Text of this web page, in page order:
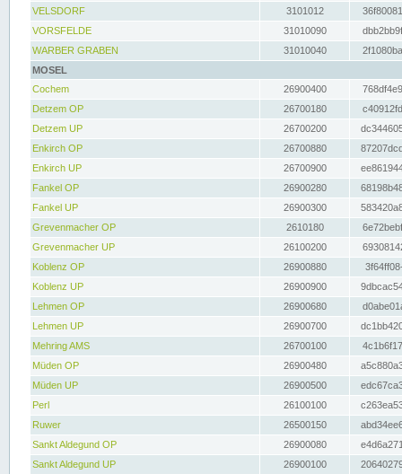
VELSDORF
3101012
VORSFELDE
31010090
WARBER GRABEN
31010040
MOSEL
Cochem
26900400
Detzem OP
26700180
Detzem UP
26700200
Enkirch OP
26700880
Enkirch UP
26700900
Fankel OP
26900280
Fankel UP
26900300
Grevenmacher OP
2610180
Grevenmacher UP
26100200
Koblenz OP
26900880
Koblenz UP
26900900
Lehmen OP
26900680
Lehmen UP
26900700
Mehring AMS
26700100
Müden OP
26900480
Müden UP
26900500
Perl
26100100
Ruwer
26500150
Sankt Aldegund OP
26900080
Sankt Aldegund UP
26900100